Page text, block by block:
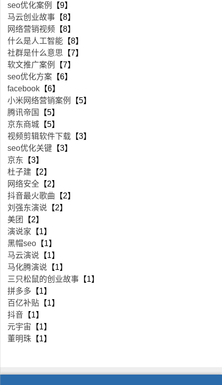
seo优化案例
【9】
马云创业故事 【8】
网络营销视频 【8】
什么是人工智能 【8】
社群是什么意思 【7】
软文推广案例
【7】
seo优化方案 【6】
facebook 【6】
小米网络营销案例
【5】
腾讯帝国
【5】
京东商城 【5】
视频剪辑软件下载 【3】
seo优化关键 【3】
京东 【3】
杜子建 【2】
网络安全 【2】
抖音最火歌曲 【2】
刘强东演说 【2】
美团
【2】
演说家 【1】
黑帽seo 【1】
马云演说 【1】
马化腾演说 【1】
三只松鼠的创业故事 【1】
拼多多 【1】
百亿补贴 【1】
抖音 【1】
元宇宙 【1】
董明珠 【1】